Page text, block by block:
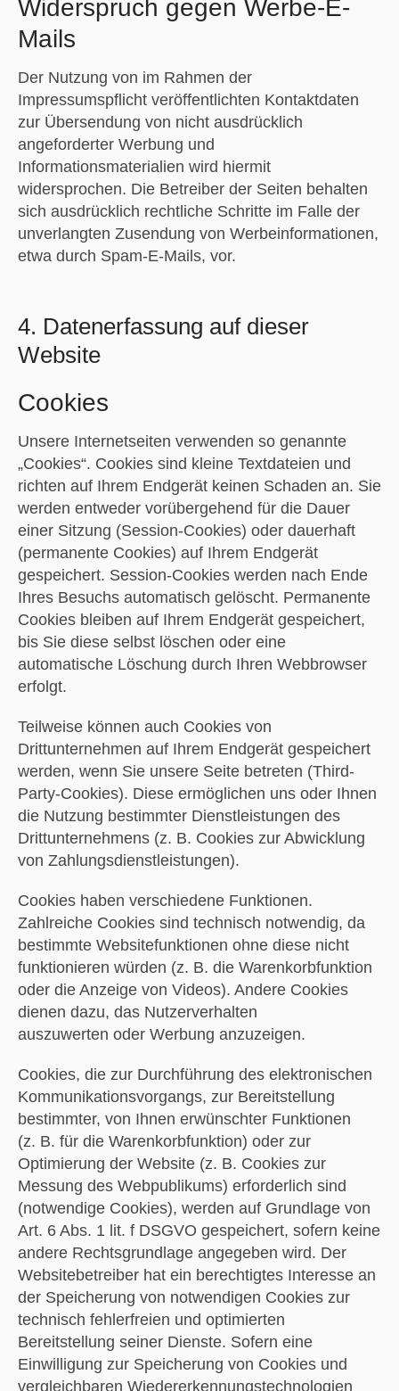
Widerspruch gegen Werbe-E-
Mails
Der Nutzung von im Rahmen der
Impressumspflicht veröffentlichten Kontaktdaten
zur Übersendung von nicht ausdrücklich
angeforderter Werbung und
Informationsmaterialien wird hiermit
widersprochen. Die Betreiber der Seiten behalten
sich ausdrücklich rechtliche Schritte im Falle der
unverlangten Zusendung von Werbeinformationen,
etwa durch Spam-E-Mails, vor.
4. Datenerfassung auf dieser
Website
Cookies
Unsere Internetseiten verwenden so genannte
„Cookies“. Cookies sind kleine Textdateien und
richten auf Ihrem Endgerät keinen Schaden an. Sie
werden entweder vorübergehend für die Dauer
einer Sitzung (Session-Cookies) oder dauerhaft
(permanente Cookies) auf Ihrem Endgerät
gespeichert. Session-Cookies werden nach Ende
Ihres Besuchs automatisch gelöscht. Permanente
Cookies bleiben auf Ihrem Endgerät gespeichert,
bis Sie diese selbst löschen oder eine
automatische Löschung durch Ihren Webbrowser
erfolgt.
Teilweise können auch Cookies von
Drittunternehmen auf Ihrem Endgerät gespeichert
werden, wenn Sie unsere Seite betreten (Third-
Party-Cookies). Diese ermöglichen uns oder Ihnen
die Nutzung bestimmter Dienstleistungen des
Drittunternehmens (z. B. Cookies zur Abwicklung
von Zahlungsdienstleistungen).
Cookies haben verschiedene Funktionen.
Zahlreiche Cookies sind technisch notwendig, da
bestimmte Websitefunktionen ohne diese nicht
funktionieren würden (z. B. die Warenkorbfunktion
oder die Anzeige von Videos). Andere Cookies
dienen dazu, das Nutzerverhalten
auszuwerten oder Werbung anzuzeigen.
Cookies, die zur Durchführung des elektronischen
Kommunikationsvorgangs, zur Bereitstellung
bestimmter, von Ihnen erwünschter Funktionen
(z. B. für die Warenkorbfunktion) oder zur
Optimierung der Website (z. B. Cookies zur
Messung des Webpublikums) erforderlich sind
(notwendige Cookies), werden auf Grundlage von
Art. 6 Abs. 1 lit. f DSGVO gespeichert, sofern keine
andere Rechtsgrundlage angegeben wird. Der
Websitebetreiber hat ein berechtigtes Interesse an
der Speicherung von notwendigen Cookies zur
technisch fehlerfreien und optimierten
Bereitstellung seiner Dienste. Sofern eine
Einwilligung zur Speicherung von Cookies und
vergleichbaren Wiedererkennungstechnologien